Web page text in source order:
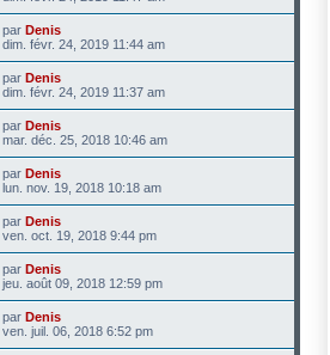
par Denis
dim. févr. 24, 2019 11:44 am
par Denis
dim. févr. 24, 2019 11:37 am
par Denis
mar. déc. 25, 2018 10:46 am
par Denis
lun. nov. 19, 2018 10:18 am
par Denis
ven. oct. 19, 2018 9:44 pm
par Denis
jeu. août 09, 2018 12:59 pm
par Denis
ven. juil. 06, 2018 6:52 pm